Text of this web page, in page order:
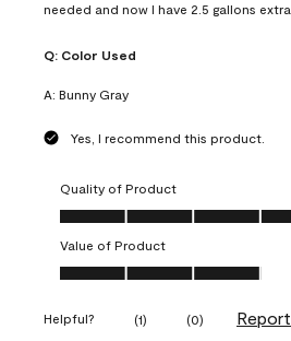
needed and now I have 2.5 gallons extra.
Q: Color Used
A: Bunny Gray
Yes, I recommend this product.
Quality of Product
Quality of Product, 5.0 out of 5
Value of Product
Value of Product, 3.0 out of 5
Helpful? (1) (0) Report